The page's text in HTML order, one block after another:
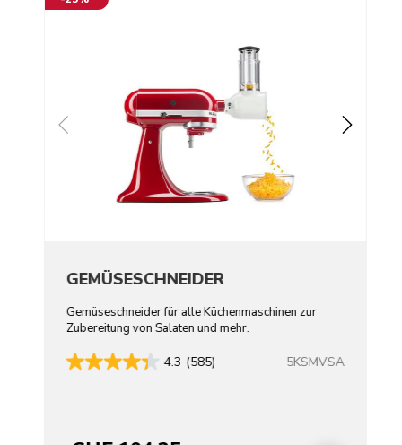
GEMÜSESCHNEIDER
Gemüseschneider für alle Küchenmaschinen zur
Zubereitung von Salaten und mehr.
4.3 (585) 5KSMVSA